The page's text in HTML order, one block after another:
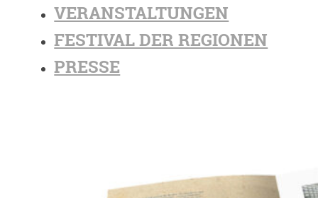
VERANSTALTUNGEN
FESTIVAL DER REGIONEN
PRESSE